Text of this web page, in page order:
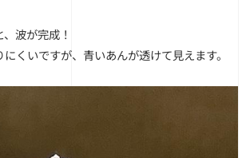
波が完成！
くいですが、青いあんが透けて見えます。